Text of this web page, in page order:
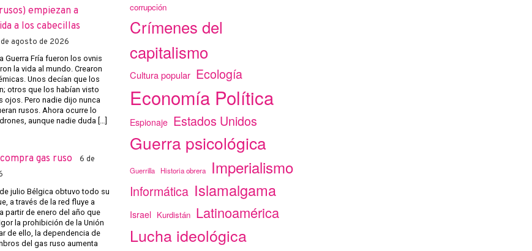
empiezan a
a los cabecillas
agosto de 2026
Guerra Fría fueron los ovnis
la vida al mundo. Crearon
Unos decían que los
otros que los habían visto
ojos. Pero nadie dijo nunca
rusos. Ahora ocurre lo
aunque nadie duda […]
gas ruso
6 de
julio Bélgica obtuvo todo su
a través de la red fluye a
partir de enero del año que
la prohibición de la Unión
de ello, la dependencia de
del gas ruso aumenta
corrupción
Crímenes del
capitalismo
Cultura popular Ecología
Economía Política
Espionaje Estados Unidos
Guerra psicológica
Guerrilla Historia obrera Imperialismo
Informática Islamalgama
Israel Kurdistán Latinoamérica
Lucha ideológica